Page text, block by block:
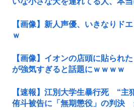
【画像】新人声優、いきなりド
ｗ
【画像】イオンの店頭に貼られ
が強気すぎると話題にｗｗｗｗ
【速報】江別大学生暴行死 “主
侑斗被告に「無期懲役」の判決